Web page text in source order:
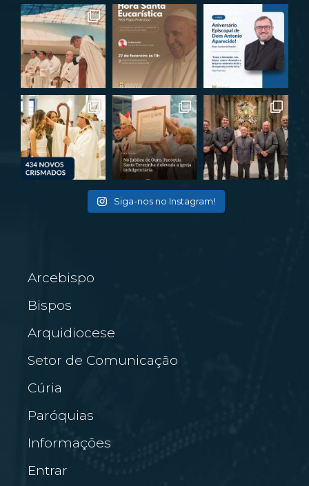
Siga-nos no Instagram!
Arcebispo
Bispos
Arquidiocese
Setor de Comunicação
Cúria
Paróquias
Informações
Entrar